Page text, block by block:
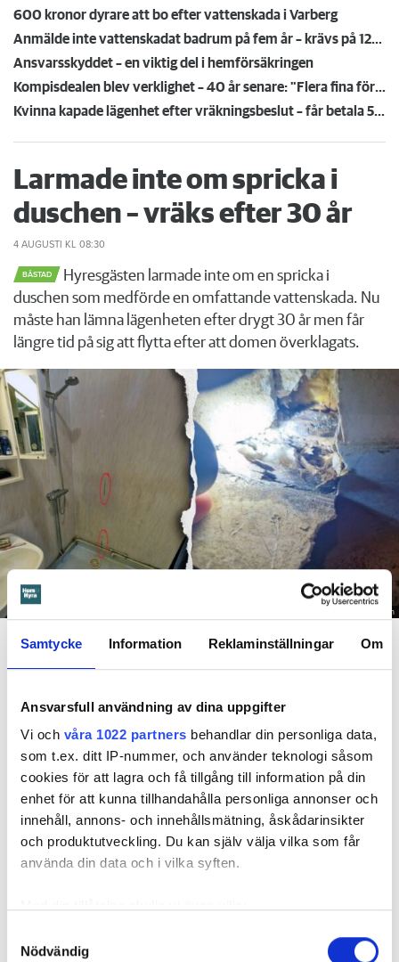
Samtycke Information Reklaminställningar Om
Ansvarsfull användning av dina uppgifter
Vi och våra 1022 partners behandlar din personliga data,
som t.ex. ditt IP-nummer, och använder teknologi såsom
cookies för att lagra och få tillgång till information på din
enhet för att kunna tillhandahålla personliga annonser och
innehåll, annons- och innehållsmätning, åskådarinsikter
och produktutveckling. Du kan själv välja vilka som får
använda din data och i vilka syften.
som kan ha en noggrannhet på upp till flera meter
Nödvändig
600 kronor dyrare att bo efter vattenskada i Varberg
Anmälde inte vattenskadat badrum på fem år – krävs på 125 000 kronor
Ansvarsskyddet – en viktig del i hemförsäkringen
Kompisdealen blev verklighet – 40 år senare: "Flera fina fördelar med att dela bostad"
Kvinna kapade lägenhet efter vräkningsbeslut – får betala 50 000
Larmade inte om spricka i
duschen – vräks efter 30 år
4 AUGUSTI KL 08:30
BÅSTAD
Hyresgästen larmade inte om en spricka i
duschen som medförde en omfattande vattenskada. Nu
måste han lämna lägenheten efter drygt 30 år men får
längre tid på sig att flytta efter att domen överklagats.
Foto: Hyresnämnden
röda markeringarna) och orsakat rötskador i syllen.
Hyresgästen har bott i lägenheten i skånska Båstad sedan
1995 men måste nu flytta sedan hans kontrakt prövats både
i hyresnämnden och i hovrätten.
Skada upptäcktes av hantverkare
Det var när hyresvärdens hantverkare skulle byta ett
duschmunstycke under hösten förra året som en spricka i
detta lät värden ett företag göra en besiktning av
badrummet. Då upptäcktes att vatten läckt från den trasiga
svetsskarven under en längre tid och orsakat omfattande